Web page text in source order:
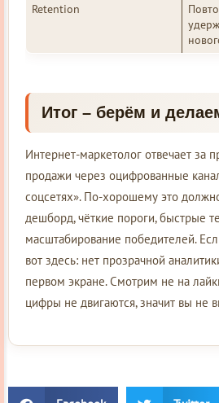
Retention
Итог – берём и
Интернет-маркетолог отвечает за
продажи через оцифрованные
соцсетях». По-хорошему это
дешборд, чёткие пороги, быстрые
масштабирование победителей.
вот здесь: нет прозрачной
первом экране. Смотрим не на
цифры не двигаются, значит вы не